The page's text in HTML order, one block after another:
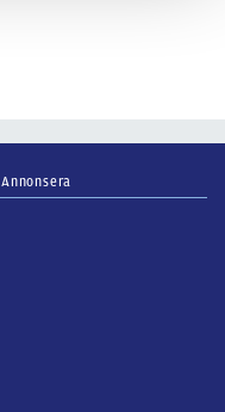
Annonsera